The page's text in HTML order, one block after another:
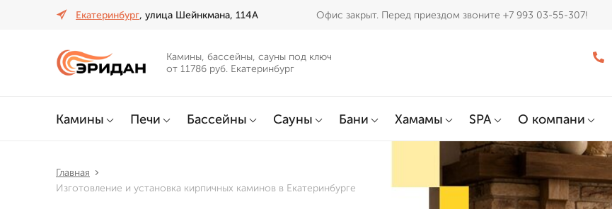
Екатеринбург, улица Шейнкмана, 114А Офис закрыт. Перед приездом звоните +7 993 03-55-307!
Камины, бассейны, сауны под ключ
от 11786 руб. Екатеринбург
Камины Печи Бассейны Сауны Бани Хамамы SPA О компани
Главная
Изготовление и установка кирпичных каминов в Екатеринбурге